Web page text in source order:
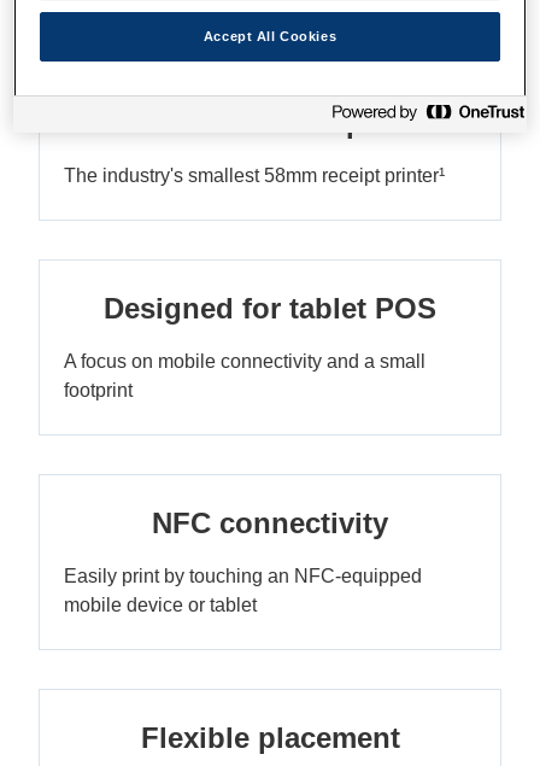
Функції
Small and Compact
The industry's smallest 58mm receipt printer¹
Designed for tablet POS
A focus on mobile connectivity and a small
footprint
NFC connectivity
Easily print by touching an NFC-equipped
mobile device or tablet
Flexible placement
Accept All Cookies